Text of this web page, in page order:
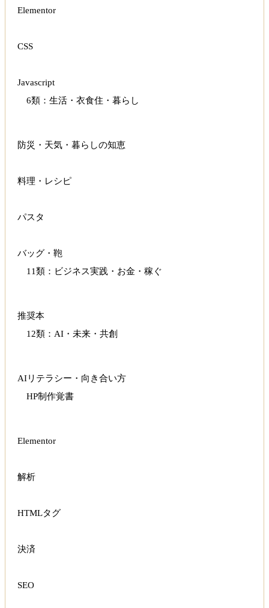
Elementor
CSS
Javascript
6類：生活・衣食住・暮らし
防災・天気・暮らしの知恵
料理・レシピ
パスタ
バッグ・鞄
11類：ビジネス実践・お金・稼ぐ
推奨本
12類：AI・未来・共創
AIリテラシー・向き合い方
HP制作覚書
Elementor
解析
HTMLタグ
決済
SEO